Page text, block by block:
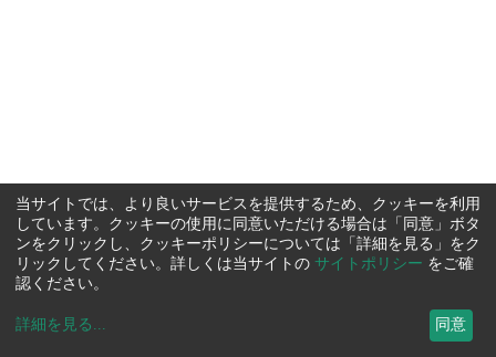
当サイトでは、より良いサービスを提供するため、クッキーを利用
しています。クッキーの使用に同意いただける場合は「同意」ボタ
ンをクリックし、クッキーポリシーについては「詳細を見る」をク
リックしてください。詳しくは当サイトの サイトポリシー をご確
認ください。
詳細を見る ... 同意